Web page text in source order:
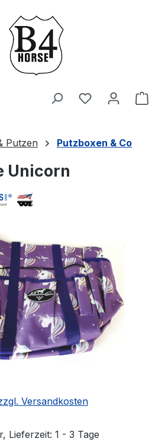
Du hast 0
Putzen Putzboxen & Co
Unicorn
Versandkosten
Lieferzeit: 1 - 3 Tage